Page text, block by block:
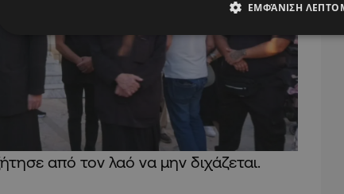
από τον λαό να μην διχάζεται.
ΕΜΦΆΝΙΣΗ